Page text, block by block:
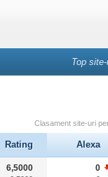
Top
Clasament site-uri
Rating Alexa
6,5000 0